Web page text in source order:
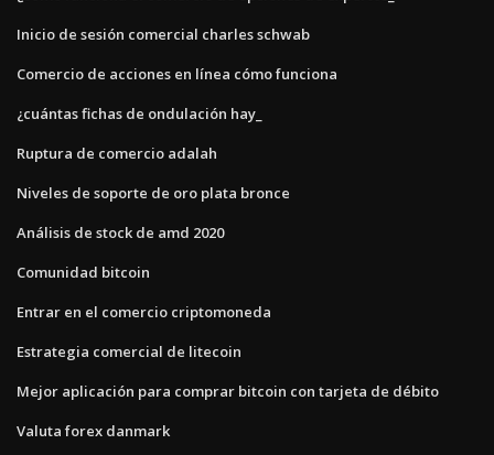
Inicio de sesión comercial charles schwab
Comercio de acciones en línea cómo funciona
¿cuántas fichas de ondulación hay_
Ruptura de comercio adalah
Niveles de soporte de oro plata bronce
Análisis de stock de amd 2020
Comunidad bitcoin
Entrar en el comercio criptomoneda
Estrategia comercial de litecoin
Mejor aplicación para comprar bitcoin con tarjeta de débito
Valuta forex danmark